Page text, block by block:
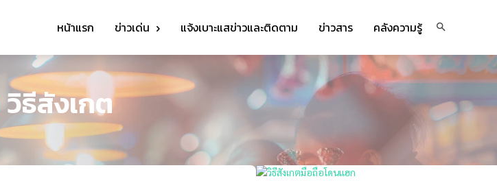
หน้าแรก ข่าวเด่น แจ้งเบาะแสข่าวและติดตาม ข่าวสาร คลังความรู้
วิธีสังเกต